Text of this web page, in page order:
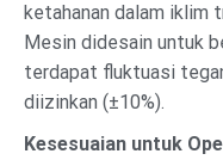
ketahanan dalam iklim
Mesin didesain untuk
terdapat fluktuasi
diizinkan (±10%).
Kesesuaian untuk